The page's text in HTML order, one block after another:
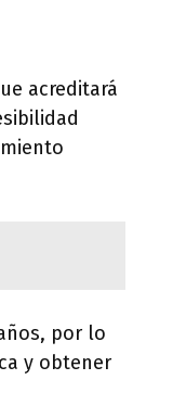
acreditará
por lo
y obtener